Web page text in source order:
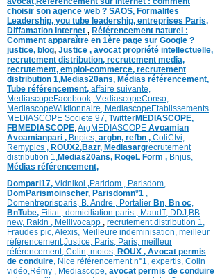
choisir son agence web ? SAOS, Formalites
Leadership, you tube leadership, entreprises Paris,
Diffamation Internet , Référencement naturel :
Comment apparaître en 1ère page sur Google ?
justice, blog, Justice , avocat propriété intellectuelle,
recrutement distribution, recrutement media,
recrutement, emploi-commerce, recrutement
distribution 1,Medias20ans, Médias référencement,
Tube référencement, affaire suivante,
MediascopeFacebook, MediascopeConso,
MediascopeWiktionnaire, MediascopeEtablissements
MEDIASCOPE Societe 97, TwitterMEDIASCOPE,
FBMEDIASCOPE,ArgMEDIASCOPE Avoamian
Avoamianpari , Bnpics, argbn, refbn , ColiCIvi,
Remypics , ROUX2,Bazr, Mediasargrecrutement
distribution 1,Medias20ans, RogeL Form , Bnjus,
Médias référencement,
Dompari17, Vidnikol ,Paridom , Parisdom,
DomParismoinscher, Parisdomn°1 ,
Domentreprisparis, B. Andre , Portalier Bn, Bn oc,
BnTube, Filiat, domiciliation paris , MaudT, DDJ,BB
new, Rakin , Meillvocapp , recrutement distribution 1,
Fraudes pic,Alexis, Meilleure indeminisation, meilleur
référencement,Justice, Paris, Paris, meilleur
référencement, Colin, motos, ROUX , Avocat permis
de conduire, Nice référencement n°1, expertis, Colin
vidéo,Rémy , Mediascope, avocat permis de conduire